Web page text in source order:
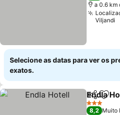
a 0.6 km
Viljandi
Selecione as datas para ver os
exatos.
Partilhar
Endla
3 Estrelas
8,2 Muito